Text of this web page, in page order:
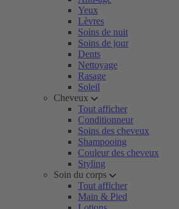
Yeux
Lèvres
Soins de nuit
Soins de jour
Dents
Nettoyage
Rasage
Soleil
Cheveux
Tout afficher
Conditionneur
Soins des cheveux
Shampooing
Couleur des cheveux
Styling
Soin du corps
Tout afficher
Main & Pied